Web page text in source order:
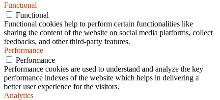
Functional
Functional
Functional cookies help to perform certain functionalities like
sharing the content of the website on social media platforms, collect
feedbacks, and other third-party features.
Performance
Performance
Performance cookies are used to understand and analyze the key
performance indexes of the website which helps in delivering a
better user experience for the visitors.
Analytics